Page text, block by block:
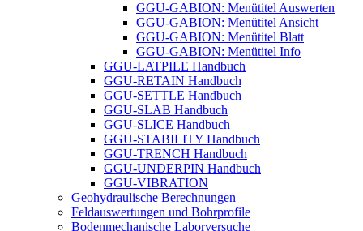
GGU-GABION: Menütitel Auswerten
GGU-GABION: Menütitel Ansicht
GGU-GABION: Menütitel Blatt
GGU-GABION: Menütitel Info
GGU-LATPILE Handbuch
GGU-RETAIN Handbuch
GGU-SETTLE Handbuch
GGU-SLAB Handbuch
GGU-SLICE Handbuch
GGU-STABILITY Handbuch
GGU-TRENCH Handbuch
GGU-UNDERPIN Handbuch
GGU-VIBRATION
Geohydraulische Berechnungen
Feldauswertungen und Bohrprofile
Bodenmechanische Laborversuche